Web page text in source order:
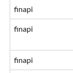
finapi
finapi
finapi